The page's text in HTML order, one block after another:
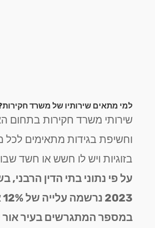
למי מתאים שירותיו של משרד
שירותי משרד חקירות בתחום
וחשיפת בגידות מתאימים לכל
בזוגיות ויש לו חשש או חשד
על פי נתוני בתי הדין הרבני,